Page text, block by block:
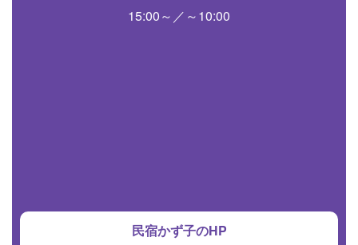
15:00～／～10:00
民宿かず子のHP